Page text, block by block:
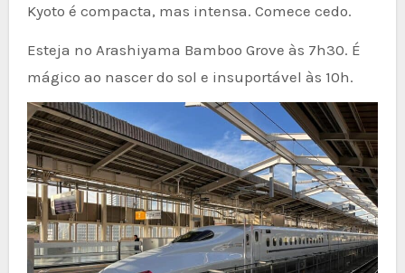
Kyoto é compacta, mas intensa. Comece cedo.
Esteja no Arashiyama Bamboo Grove às 7h30. É
mágico ao nascer do sol e insuportável às 10h.